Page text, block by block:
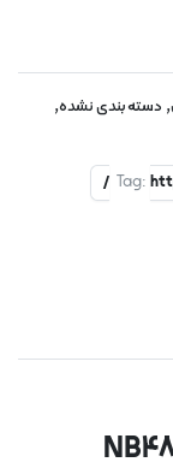
, دسته بندی نشده,
Tag: